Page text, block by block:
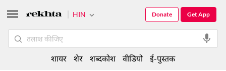
HIN Get App
Donate
शायर शेर शब्दकोश वीडियो ई-पुस्तक